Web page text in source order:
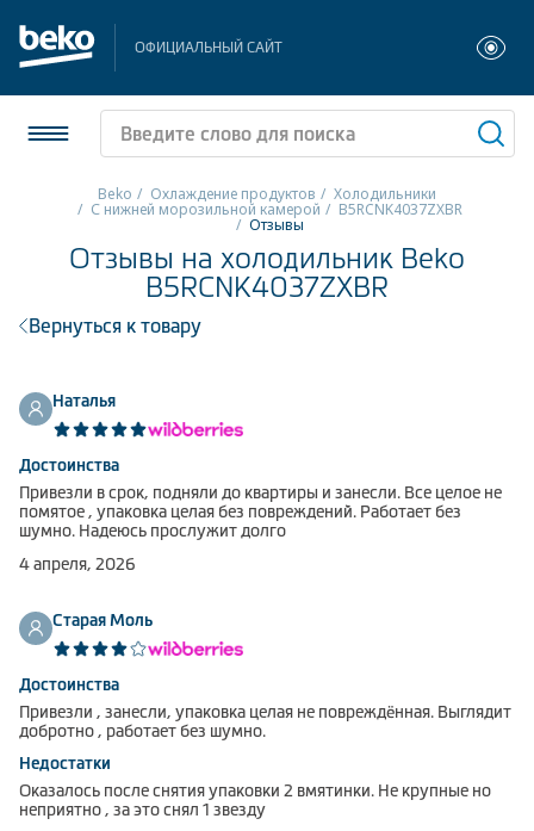
ОФИЦИАЛЬНЫЙ САЙТ
Стиральные и сушильные машины
Посудомоечные машины
Плиты
Малая бытовая техника
Климатическая техника
Сравнить
Beko Охлаждение продуктов Холодильники
С нижней морозильной камерой B5RCNK4037ZXBR
Отзывы
Отзывы на холодильник Beko
B5RCNK4037ZXBR
Вернуться к товару
Наталья
Достоинства
Привезли в срок, подняли до квартиры и занесли. Все целое не
помятое , упаковка целая без повреждений. Работает без
шумно. Надеюсь прослужит долго
4 апреля, 2026
Старая Моль
Достоинства
Привезли , занесли, упаковка целая не повреждённая. Выглядит
добротно , работает без шумно.
Недостатки
Оказалось после снятия упаковки 2 вмятинки. Не крупные но
неприятно , за это снял 1 звезду